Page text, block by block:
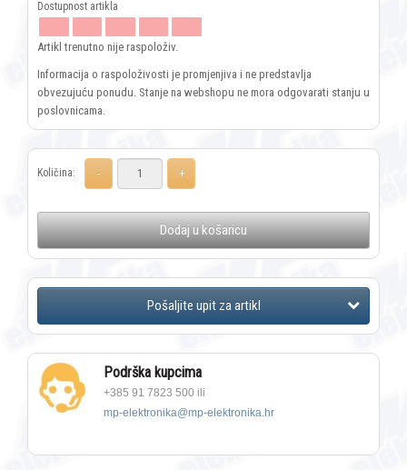
Artikl trenutno nije raspoloživ.
Informacija o raspoloživosti je promjenjiva i ne predstavlja
obvezujuću ponudu. Stanje na webshopu ne mora odgovarati stanju u
poslovnicama.
Količina:
Dodaj u košaricu
Podrška kupcima
+385 91 7823 500 ili
mp-elektronika@mp-elektronika.hr